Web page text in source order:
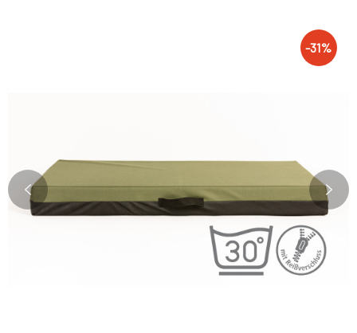
-31%